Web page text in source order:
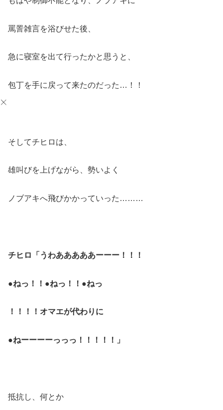
罵詈雑言を浴びせた後、
急に寝室を出て行ったかと思うと、
包丁を手に戻って来たのだった…！！
そしてチヒロは、
雄叫びを上げながら、勢いよく
ノブアキへ飛びかかっていった………
チヒロ「うわあああああーーー！！！
●ねっ！！●ねっ！！●ねっ
！！！！オマエが代わりに
●ねーーーーっっっ！！！！！」
抵抗し、何とか